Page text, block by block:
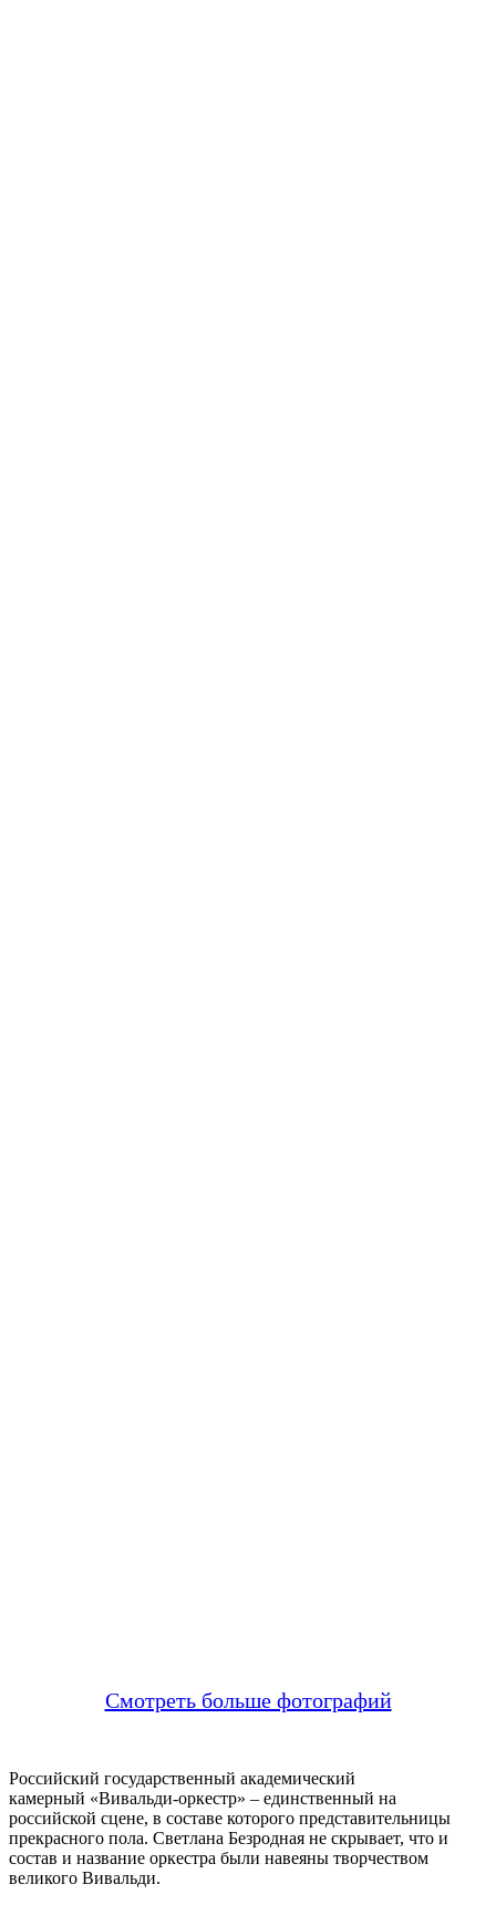
Смотреть больше фотографий
Российский государственный академический
камерный «Вивальди-оркестр» – единственный на
российской сцене, в составе которого представительницы
прекрасного пола. Светлана Безродная не скрывает, что и
состав и название оркестра были навеяны творчеством
великого Вивальди.